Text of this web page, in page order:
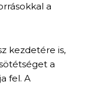
a
kezdetére is,
a
fel. A